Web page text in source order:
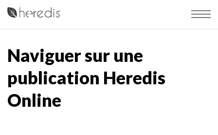
Naviguer sur une
publication Heredis
Online